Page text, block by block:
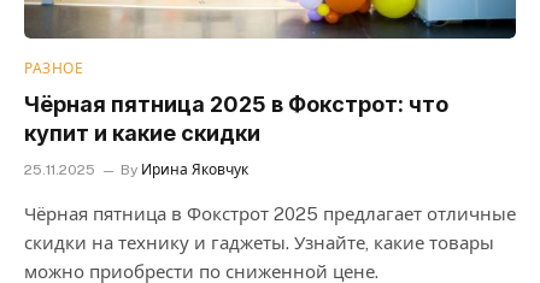
РАЗНОЕ
Чёрная пятница 2025 в Фокстрот: что
купит и какие скидки
25.11.2025 By Ирина Яковчук
Чёрная пятница в Фокстрот 2025 предлагает отличные
скидки на технику и гаджеты. Узнайте, какие товары
можно приобрести по сниженной цене.